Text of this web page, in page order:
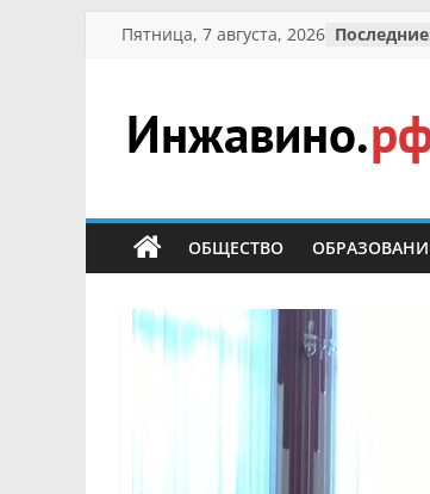
Перейти
Пятница, 7 августа, 2026
сельский
портал
ОБЩЕСТВО